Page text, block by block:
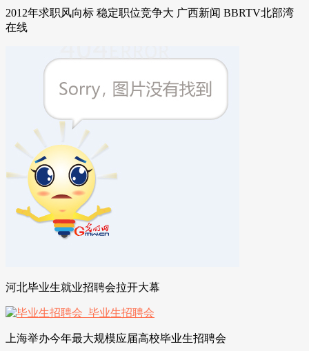
2012年求职风向标 稳定职位竞争大 广西新闻 BBRTV北部湾
在线
河北毕业生就业招聘会拉开大幕
上海举办今年最大规模应届高校毕业生招聘会